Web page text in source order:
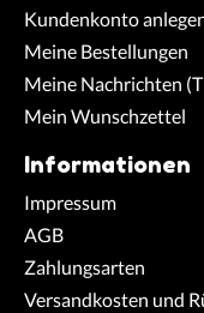
Kundenkonto
Meine Bestellungen
Meine Nachrichten
Mein Wunschzettel
Informationen
Impressum
AGB
Zahlungsarten
Versandkosten und